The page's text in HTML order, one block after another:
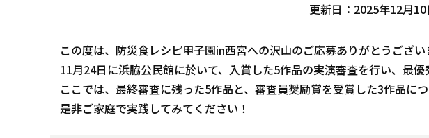
更新日：2025年12月10
この度は、防災食レシピ甲子園in西宮への沢山のご応募ありがとうござい
11月24日に浜脇公民館に於いて、入賞した5作品の実演審査を行い、最優
ここでは、最終審査に残った5作品と、審査員奨励賞を受賞した3作品に
是非ご家庭で実践してみてください！